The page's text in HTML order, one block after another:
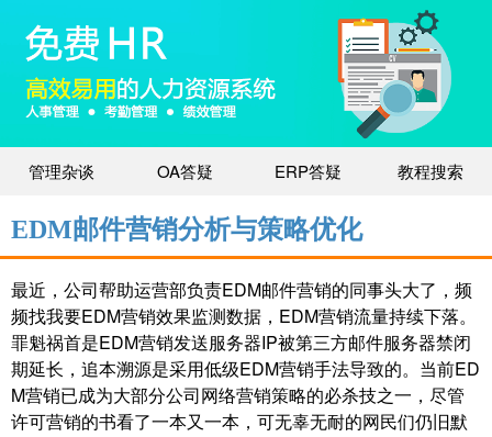
管理杂谈 OA答疑 ERP答疑 教程搜索
EDM邮件营销分析与策略优化
最近，公司帮助运营部负责EDM邮件营销的同事头大了，频
频找我要EDM营销效果监测数据，EDM营销流量持续下落。
罪魁祸首是EDM营销发送服务器IP被第三方邮件服务器禁闭
期延长，追本溯源是采用低级EDM营销手法导致的。当前ED
M营销已成为大部分公司网络营销策略的必杀技之一，尽管
许可营销的书看了一本又一本，可无辜无耐的网民们仍旧默